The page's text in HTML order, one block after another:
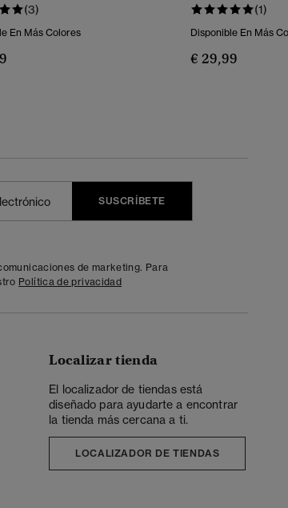
(3)
En Más Colores
(1)
Disponible En Más
€ 29,99
SUSCRÍBETE
de marketing. Para
Política de privacidad
Localizar tienda
El localizador de tiendas está
diseñado para ayudarte a encontrar
la tienda más cercana a ti.
LOCALIZADOR DE TIENDAS